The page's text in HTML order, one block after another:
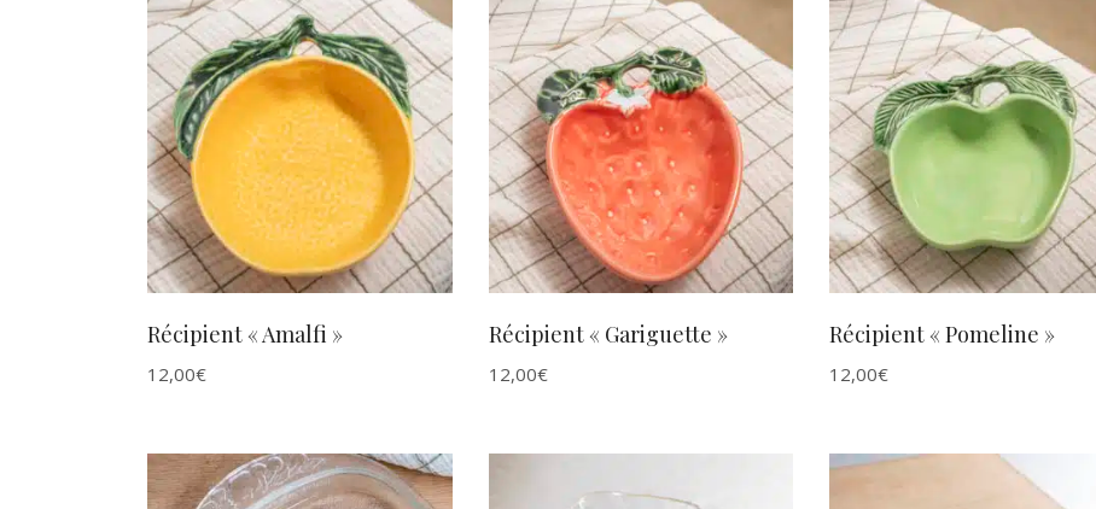
plus
récent
au
ancien
AJOUTER AU PANIER
Récipient « Amalfi »
12,00€
AJOUTER AU PANIER
Récipient « Gariguette »
12,00€
AJOUTER AU PANIER
Récipient « Pomeline »
12,00€